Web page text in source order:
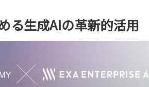
る生成AIの革新的活用